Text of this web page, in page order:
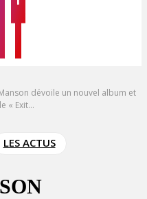
dévoile un nouvel album et
« Exit...
LES ACTUS